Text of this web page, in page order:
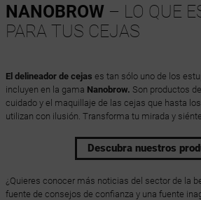
NANOBROW– LO QUE
PARA TUS CEJAS
El delineador de cejas es tan sólo uno de los
incluyen en la gama Nanobrow. Son productos
cuidado y el maquillaje de las cejas que hasta
utilizan con ilusión. Transforma tu mirada y
Descubra nuestros
¿Quieres conocer más noticias del sector de la
fuente de consejos de confianza y una fuente